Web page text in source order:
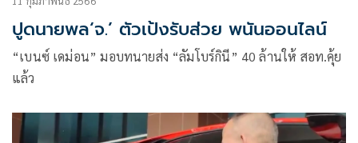
ปูดนายพล‘จ.’ ตัวเป้งรับส่วย พนันออนไลน์
“เบนซ์ เดม่อน” มอบทนายส่ง “ลัมโบร์กินี” 40 ล้านให้ สอท.คุ้ย
แล้ว